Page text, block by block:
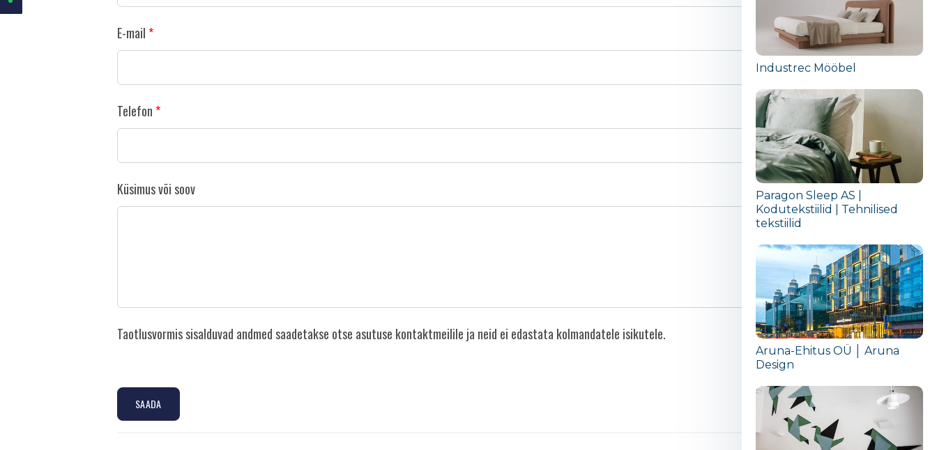
E-mail
Telefon
Küsimus või soov
Taotlusvormis sisalduvad andmed saadetakse otse asutuse kontaktmeilile ja neid ei edastata kolmandatele isikutele.
SAADA
Industrec Mööbel
Paragon Sleep AS |
Kodutekstiilid | Tehnilised
tekstiilid
Aruna-Ehitus OÜ │ Aruna
Design